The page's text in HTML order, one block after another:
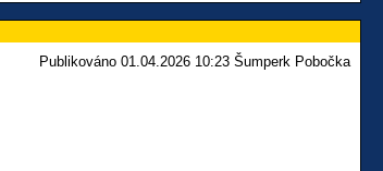
Publikováno 01.04.2026 10:23 Šumperk Pobočka